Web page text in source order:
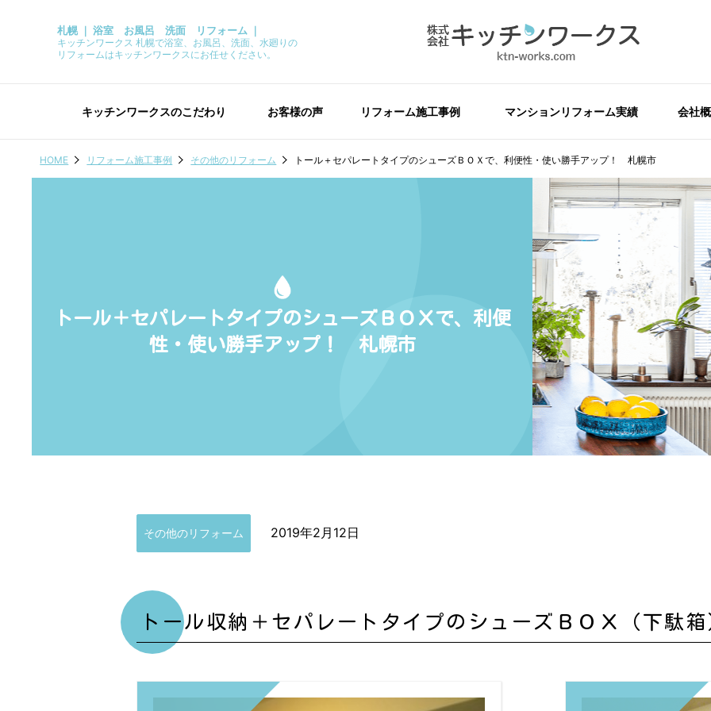
札幌 ｜ 浴室 お風呂 洗面 リフォーム ｜
キッチンワークス 札幌で浴室、お風呂、洗面、水廻りの
リフォームはキッチンワークスにお任せください。
キッチンワークスのこだわり お客様の声 リフォーム施工事例 マンションリフォーム実績 会社
HOME リフォーム施工事例 その他のリフォーム トール＋セパレートタイプのシューズＢＯＸで、利便性・使い勝手アップ！ 札幌市
トール＋セパレートタイプのシューズＢＯＸで、利便
性・使い勝手アップ！ 札幌市
その他のリフォーム 2019年2月12日
トール収納＋セパレートタイプのシューズＢＯＸ（下駄